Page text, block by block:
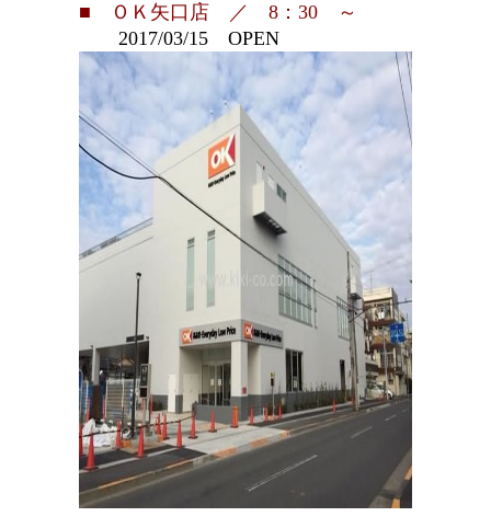
■ ＯＫ矢口店 ／ 8：30 ～
2017/03/15 OPEN